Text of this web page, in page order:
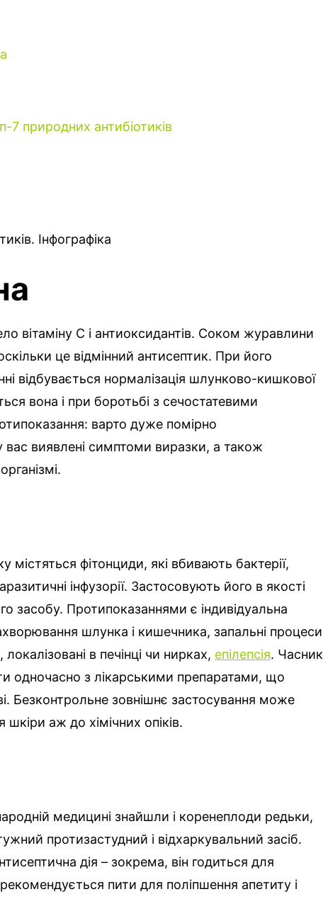
7 природних антибіотиків
Інфографіка
вітаміну C і антиоксидантів. Соком журавлини
це відмінний антисептик. При його
відбувається нормалізація шлунково-кишкової
вона і при боротьбі з сечостатевими
варто дуже помірно
виявлені симптоми виразки, а також
містяться фітонциди, які вбивають бактерії,
інфузорії. Застосовують його в якості
засобу. Протипоказаннями є індивідуальна
шлунка і кишечника, запальні процеси
в печінці чи нирках, епілепсія. Часник
одночасно з лікарськими препаратами, що
Безконтрольне зовнішнє застосування може
аж до хімічних опіків.
медицині знайшли і коренеплоди редьки,
протизастудний і відхаркувальний засіб.
дія – зокрема, він годиться для
пити для поліпшення апетиту і